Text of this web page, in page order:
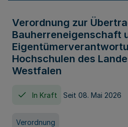
Verordnung zur
Bauherreneigenschaft
Hochschulen des
Westfalen
In Kraft Seit 08. Mai 2026
Verordnung